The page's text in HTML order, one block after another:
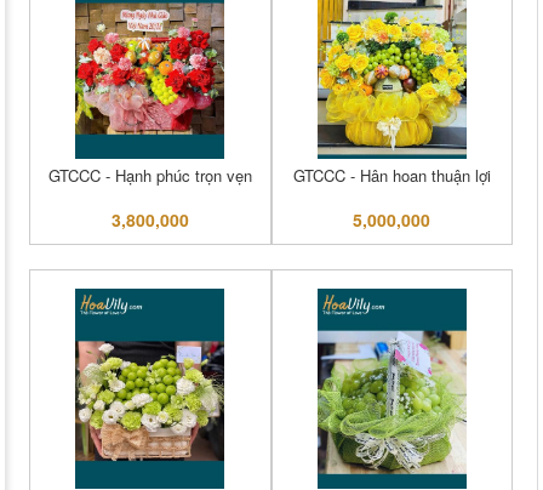
GTCCC - Hạnh phúc trọn vẹn
3,800,000
GTCCC - Hân hoan thuận lợi
5,000,000